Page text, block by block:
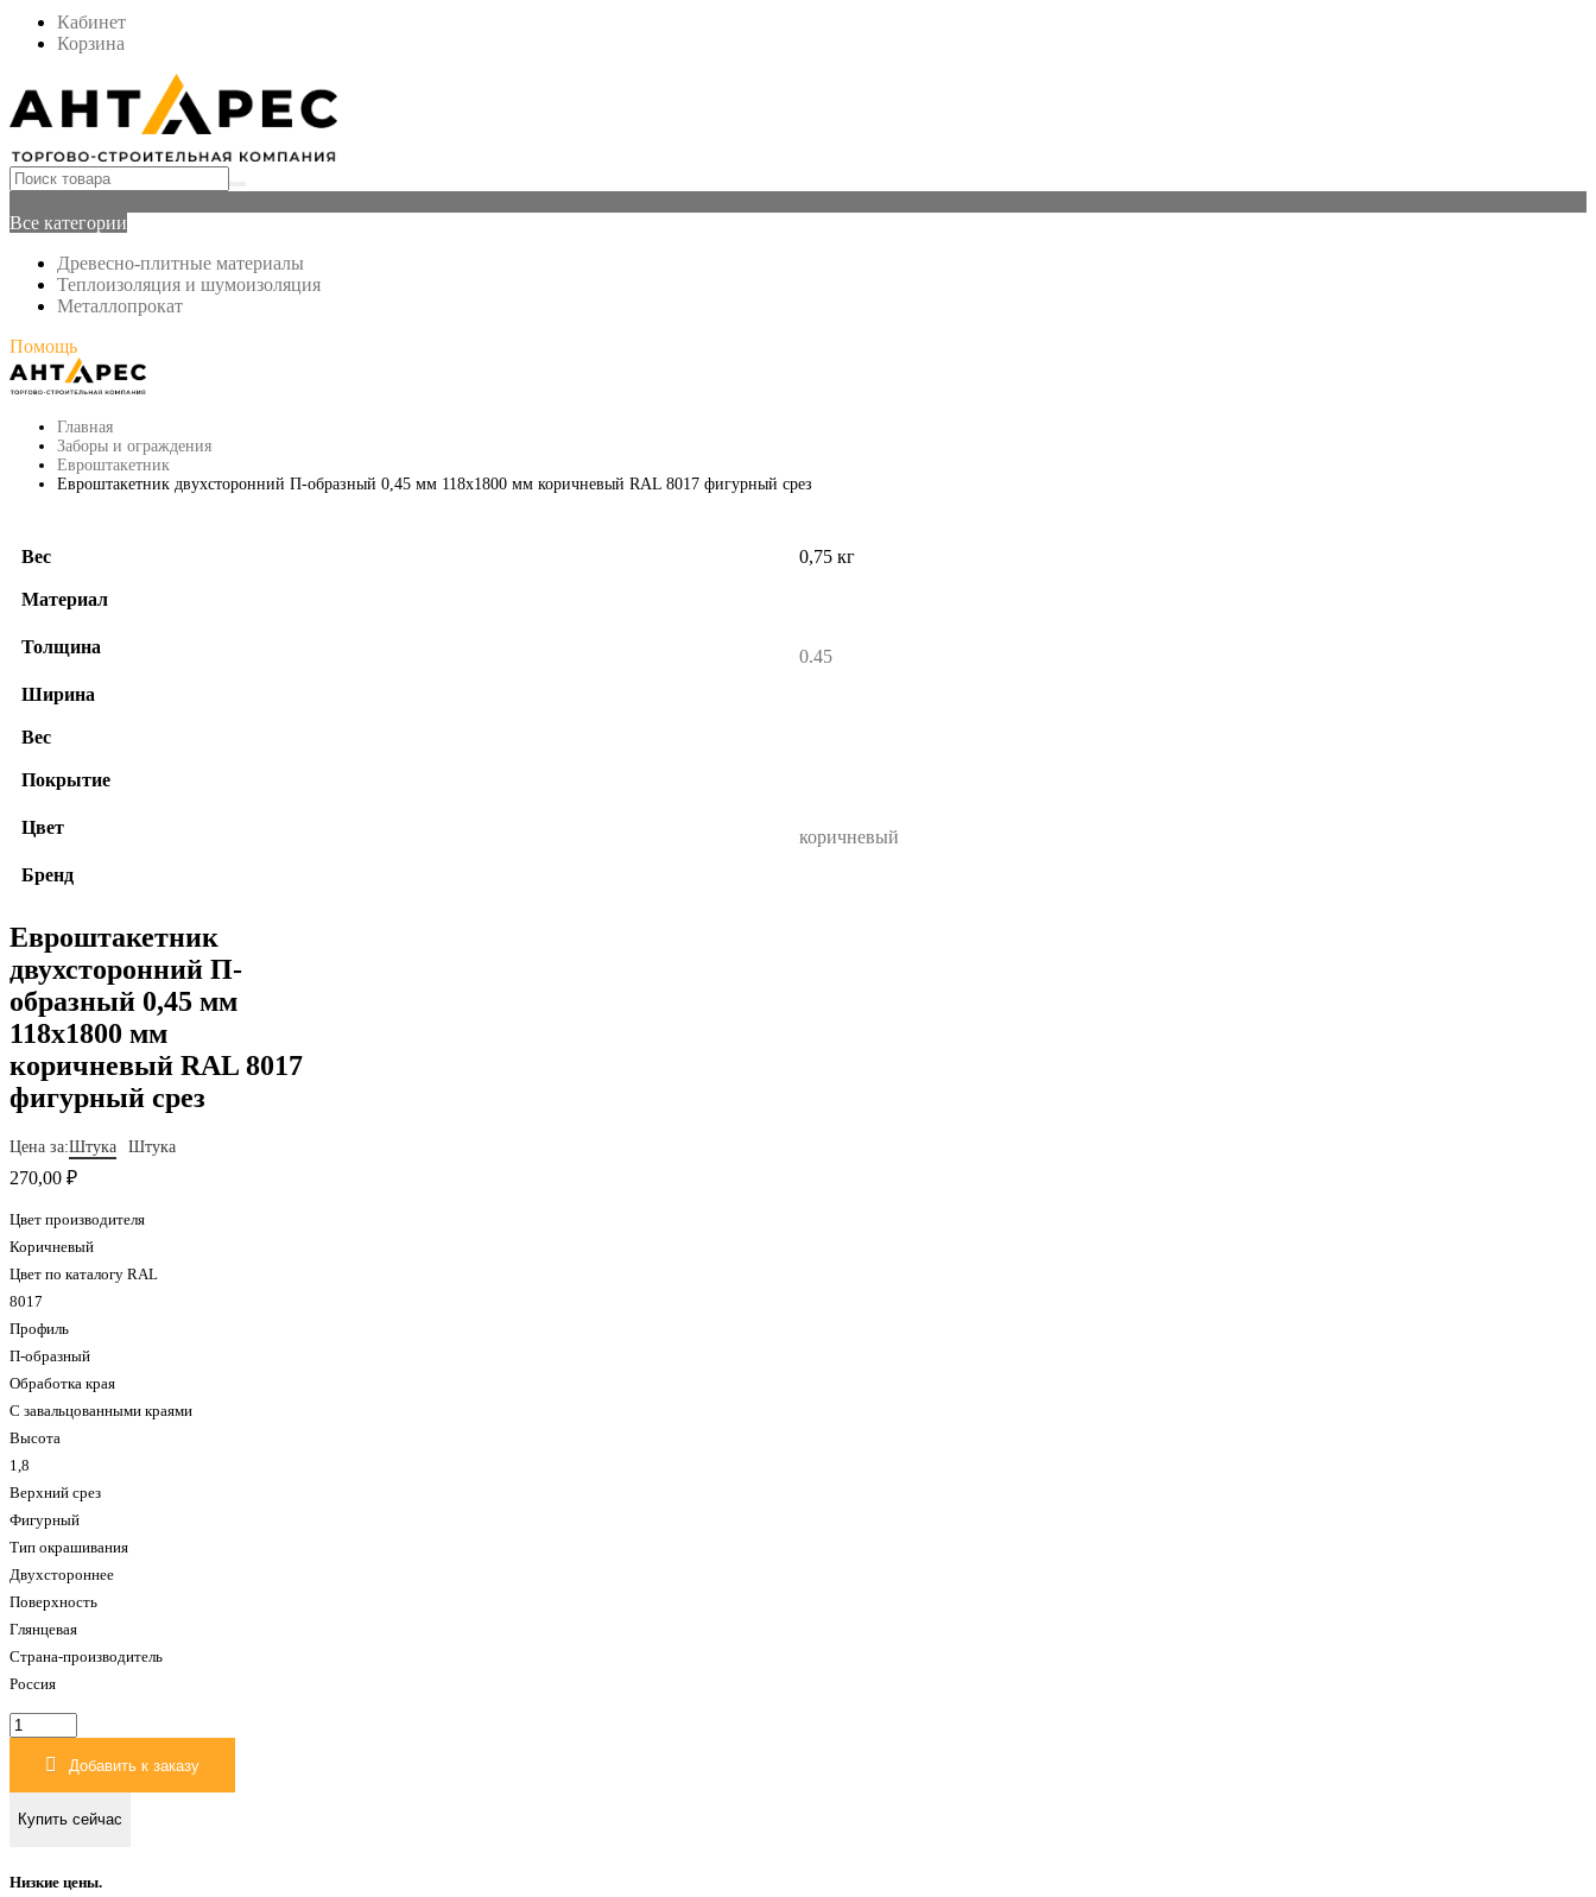
Кабинет
Корзина
Все категории
Древесно-плитные материалы
Теплоизоляция и шумоизоляция
Металлопрокат
Помощь
Главная
Заборы и ограждения
Евроштакетник
Евроштакетник двухсторонний П-образный 0,45 мм 118х1800 мм коричневый RAL 8017 фигурный срез
Вес 0,75 кг
Материал
Толщина
0.45
Ширина
Вес
Покрытие
Цвет
коричневый
Бренд
Евроштакетник
двухсторонний П-
образный 0,45 мм
118х1800 мм
коричневый RAL 8017
фигурный срез
Цена за:Штука Штука
270,00 ₽
Цвет производителя
Коричневый
Цвет по каталогу RAL
8017
Профиль
П-образный
Обработка края
С завальцованными краями
Высота
1,8
Верхний срез
Фигурный
Тип окрашивания
Двухстороннее
Поверхность
Глянцевая
Страна-производитель
Россия
Евроштакетник
двухсторонний
мм
коричневый
Добавить к заказу
Купить сейчас
Низкие цены.